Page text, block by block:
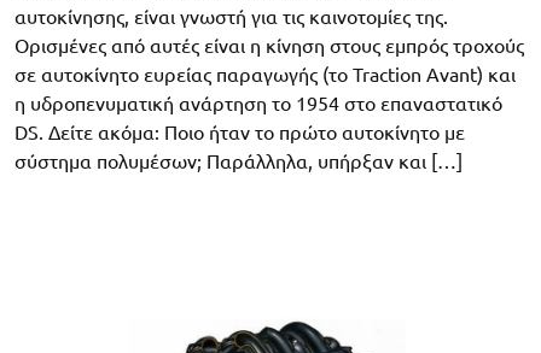
αυτοκίνησης, είναι γνωστή για τις καινοτομίες της.
Ορισμένες από αυτές είναι η κίνηση στους εμπρός τροχούς
σε αυτοκίνητο ευρείας παραγωγής (το Traction Avant) και
η υδροπενυματική ανάρτηση το 1954 στο επαναστατικό
DS. Δείτε ακόμα: Ποιο ήταν το πρώτο αυτοκίνητο με
σύστημα πολυμέσων; Παράλληλα, υπήρξαν και […]